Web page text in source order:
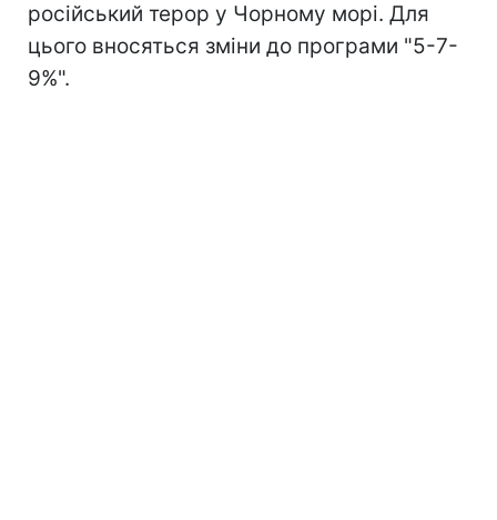
російський терор у Чорному морі. Для
цього вносяться зміни до програми "5-7-
9%".